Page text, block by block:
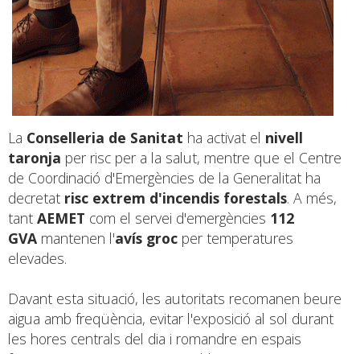
La Conselleria de Sanitat ha activat el nivell
taronja per risc per a la salut, mentre que el Centre
de Coordinació d'Emergències de la Generalitat ha
decretat risc extrem d'incendis forestals. A més,
tant AEMET com el servei d'emergències 112
GVA mantenen l'avís groc per temperatures
elevades.
Davant esta situació, les autoritats recomanen beure
aigua amb freqüència, evitar l'exposició al sol durant
les hores centrals del dia i romandre en espais